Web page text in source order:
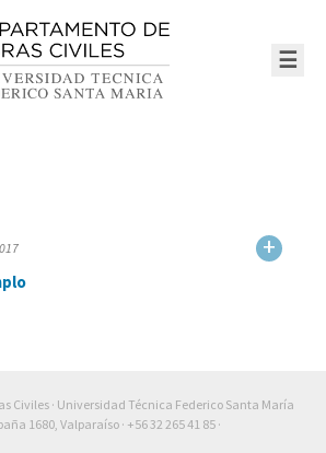
☰
+
Civiles · Universidad Técnica Federico Santa María
1680, Valparaíso · +56 32 265 41 85 ·